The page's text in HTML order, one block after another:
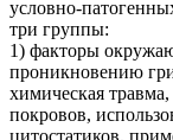
условно-
три группы:
1) факторы
проникновению
химическая
покровов,
цитостатиков,